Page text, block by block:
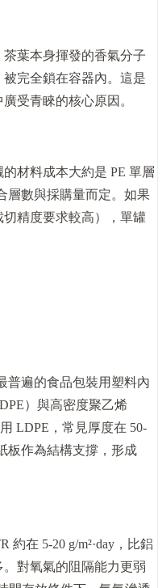
葉本身揮發的香氣分子
被完全鎖在容器內。這是
受青睞的核心原因。
材料成本大約是 PE 單層
層數與採購量而定。如果
精度要求較高），單罐
普遍的食品包裝用塑料內
）與高密度聚乙烯
LDPE，常見厚度在 50-
板作為結構支撐，形成
在 5-20 g/m²·day，比鋁
對氧氣的阻隔能力更弱